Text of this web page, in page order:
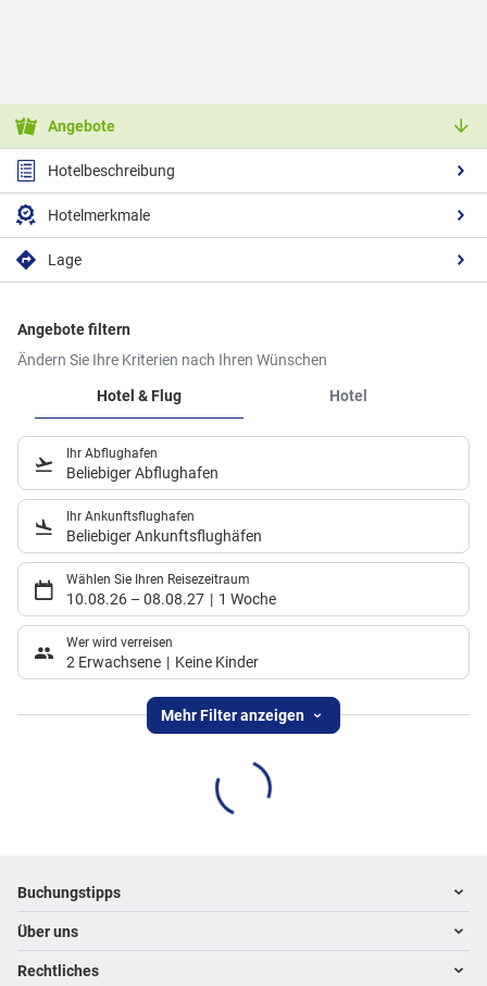
Angebote
Hotelbeschreibung
Hotelmerkmale
Lage
Angebote filtern
Ändern Sie Ihre Kriterien nach Ihren Wünschen
Hotel & Flug
Hotel
Ihr Abflughafen
Beliebiger Abflughafen
Ihr Ankunftsflughafen
Beliebiger Ankunftsflughäfen
Wählen Sie Ihren Reisezeitraum
10.08.26 – 08.08.27 1 Woche
Wer wird verreisen
2 Erwachsene Keine Kinder
Mehr Filter anzeigen
Footer navigation
Buchungstipps
Warum im Reisebüro buchen
Hoteltipps
Über uns
Kontakt
Rechtliches